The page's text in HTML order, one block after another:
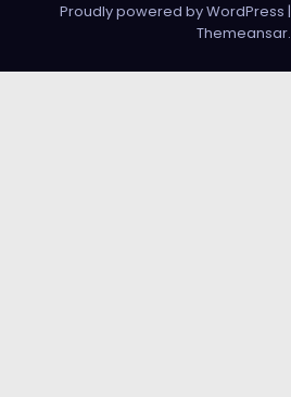
Proudly powered by WordPress |
Themeansar.